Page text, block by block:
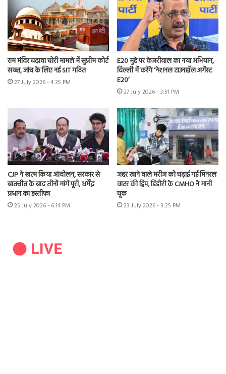
राम मंदिर चढ़ावा चोरी मामले में सुप्रीम कोर्ट
सख्त, जांच के लिए नई SIT गठित
27 July 2026 - 4:35 PM
E20 मुद्दे पर केजरीवाल का नया अभियान,
दिल्ली में करेंगे ‘नेशनल टाउनहॉल अगेंस्ट
E20’
27 July 2026 - 3:51 PM
CJP ने खत्म किया आंदोलन, सरकार से
बातचीत के बाद तीनों मांगें पूरी, धर्मेंद्र
प्रधान का इस्तीफा
25 July 2026 - 6:14 PM
जहर खाने वाले मरीज को चढ़ाई गई मिनरल
वाटर की ड्रिप, डिंडौरी के CMHO ने मानी
चूक
23 July 2026 - 3:25 PM